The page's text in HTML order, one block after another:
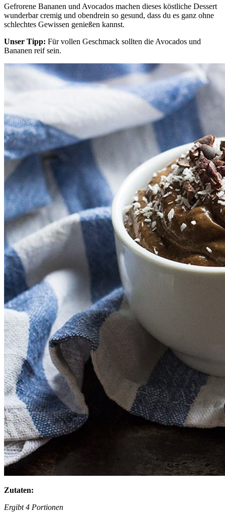
Gefrorene Bananen und Avocados machen dieses köstliche Dessert
wunderbar cremig und obendrein so gesund, dass du es ganz ohne
schlechtes Gewissen genießen kannst.
Unser Tipp: Für vollen Geschmack sollten die Avocados und
Bananen reif sein.
Zutaten:
Ergibt 4 Portionen